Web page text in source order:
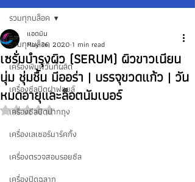
รวมทุกบล็อค
เครื่องพิมพ์วันที่ผลิต
เครื่องซีลปิดฝาฟอยล์
เครื่องซีลปิดปากถุง
เครื่องเลเซอร์มาร์คกิ้ง
เครื่องตรวจสอบรอยซีล
เครื่องปิดฉลาก
รวมทุกบล็อค
เซรั่มบำรุงผิว (SERUM) ผิวขาวเนียน
นุ่ม ชุ่มชื้น มีออร่า | บรรจุขวดแก้ว | วัน
หมดอายุและล็อตนัมเบอร์
แอดมิน
May 16, 2020 1 min read
Rated NaN out of 5 stars.